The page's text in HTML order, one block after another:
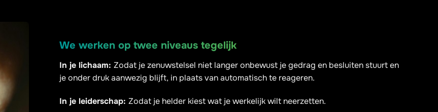
We werken op twee niveaus tegelijk
In je lichaam: Zodat je zenuwstelsel niet langer onbewust je gedrag en besluiten stuurt en
je onder druk aanwezig blijft, in plaats van automatisch te reageren.
In je leiderschap: Zodat je helder kiest wat je werkelijk wilt neerzetten.